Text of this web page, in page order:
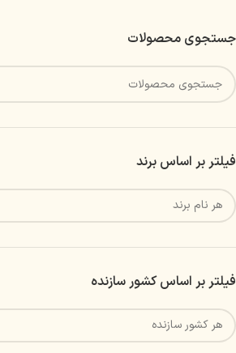
جستجوی محصولات
فیلتر بر اساس برند
فیلتر بر اساس کشور سازنده